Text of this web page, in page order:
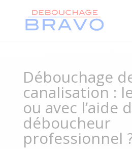
Débouchage
canalisation :
ou avec l’aide
déboucheur
professionnel